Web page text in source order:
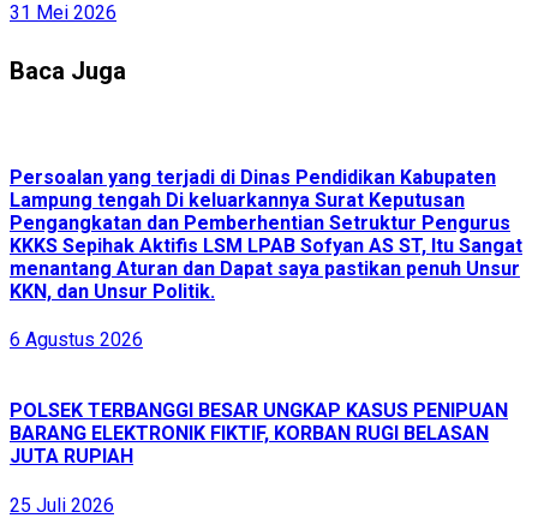
31 Mei 2026
Baca Juga
Persoalan yang terjadi di Dinas Pendidikan Kabupaten
Lampung tengah Di keluarkannya Surat Keputusan
Pengangkatan dan Pemberhentian Setruktur Pengurus
KKKS Sepihak Aktifis LSM LPAB Sofyan AS ST, Itu Sangat
menantang Aturan dan Dapat saya pastikan penuh Unsur
KKN, dan Unsur Politik.
6 Agustus 2026
POLSEK TERBANGGI BESAR UNGKAP KASUS PENIPUAN
BARANG ELEKTRONIK FIKTIF, KORBAN RUGI BELASAN
JUTA RUPIAH
25 Juli 2026